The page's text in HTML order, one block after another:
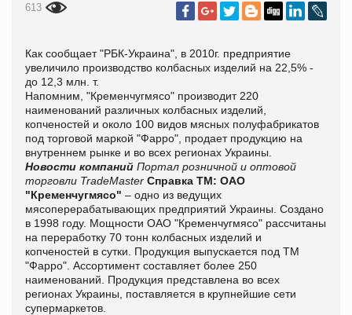
613
Как сообщает "РБК-Украина", в 2010г. предприятие
увеличило производство колбасных изделий на 22,5% -
до 12,3 млн. т.
Напомним, "Кременчугмясо" производит 220
наименований различных колбасных изделий,
копченостей и около 100 видов мясных полуфабрикатов
под торговой маркой "Фарро", продает продукцию на
внутреннем рынке и во всех регионах Украины.
Новости компаний Портал розничной и оптовой
торговли TradeMaster Справка ТМ: ОАО
"Кременчугмясо" – одно из ведущих
мясоперерабатывающих предприятий Украины. Создано
в 1998 году. Мощности ОАО "Кременчугмясо" рассчитаны
на переработку 70 тонн колбасных изделий и
копченостей в сутки. Продукция выпускается под ТМ
"Фарро". Ассортимент составляет более 250
наименований. Продукция представлена во всех
регионах Украины, поставляется в крупнейшие сети
супермаркетов.